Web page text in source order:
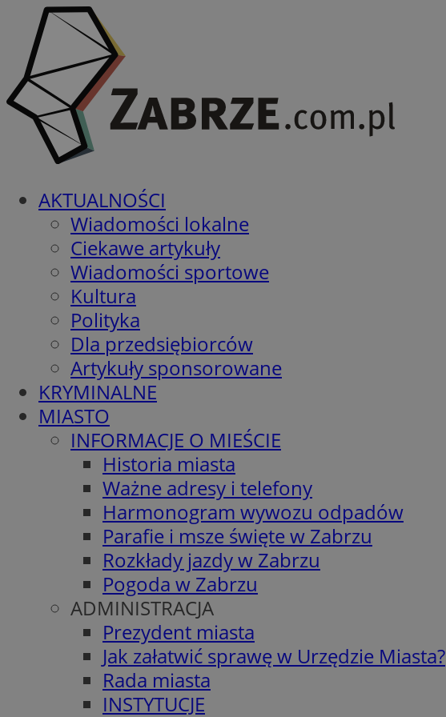
AKTUALNOŚCI
Wiadomości lokalne
Ciekawe artykuły
Wiadomości sportowe
Kultura
Polityka
Dla przedsiębiorców
Artykuły sponsorowane
KRYMINALNE
MIASTO
INFORMACJE O MIEŚCIE
Historia miasta
Ważne adresy i telefony
Harmonogram wywozu odpadów
Parafie i msze święte w Zabrzu
Rozkłady jazdy w Zabrzu
Pogoda w Zabrzu
ADMINISTRACJA
Prezydent miasta
Jak załatwić sprawę w Urzędzie Miasta?
Rada miasta
INSTYTUCJE